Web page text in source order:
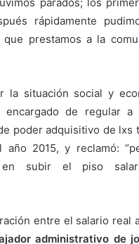
rápidamente
prestamos a la
la situación social y
encargado de regular a
poder adquisitivo de lxs
2015, y reclamó:
en subir el piso
entre el salario real
administrativo de